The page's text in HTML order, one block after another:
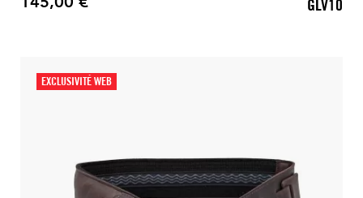
Prix GLV10
EXCLUSIVITÉ WEB